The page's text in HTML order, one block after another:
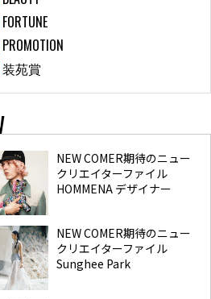
FORTUNE
PROMOTION
装苑賞
NEW COMER期待のニュー
クリエイターファイル
HOMMENA デザイナー
NEW COMER期待のニュー
クリエイターファイル
Sunghee Park